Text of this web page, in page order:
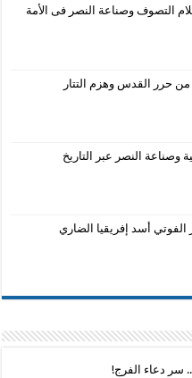
التصوف وصناعة النصر فى الأمة
من حرر القدس وهزم التتار
وصناعة النصر عبر التاريخ
أسد إفريقيا الضاري
سر دعاء الفرج!